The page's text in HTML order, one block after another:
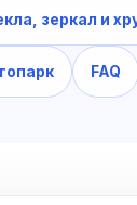
зеркал и
FAQ